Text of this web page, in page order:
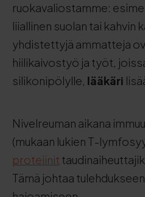
ruokavaliostamme:
liiallinen suolan tai kahvin
yhdistettyjä ammatteja
hiilikaivostyö ja työt,
silikonipölylle, lääkäri
Nivelreuman aikana
(mukaan lukien T-
proteiinit
Tämä johtaa